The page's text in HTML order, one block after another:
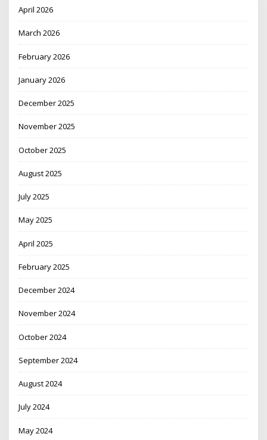
April 2026
March 2026
February 2026
January 2026
December 2025
November 2025
October 2025
August 2025
July 2025
May 2025
April 2025
February 2025
December 2024
November 2024
October 2024
September 2024
August 2024
July 2024
May 2024